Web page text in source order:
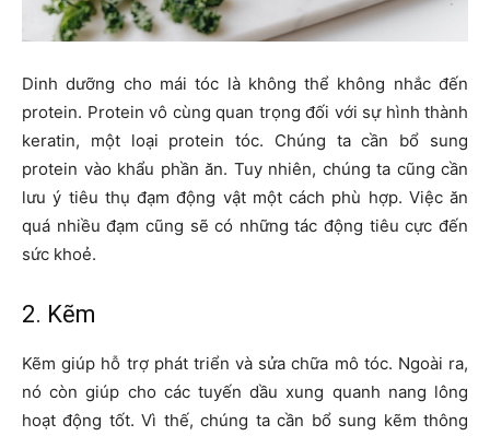
Dinh dưỡng cho mái tóc là không thể không nhắc đến
protein. Protein vô cùng quan trọng đối với sự hình thành
keratin, một loại protein tóc. Chúng ta cần bổ sung
protein vào khẩu phần ăn. Tuy nhiên, chúng ta cũng cần
lưu ý tiêu thụ đạm động vật một cách phù hợp. Việc ăn
quá nhiều đạm cũng sẽ có những tác động tiêu cực đến
sức khoẻ.
2. Kẽm
Kẽm giúp hỗ trợ phát triển và sửa chữa mô tóc. Ngoài ra,
nó còn giúp cho các tuyến dầu xung quanh nang lông
hoạt động tốt. Vì thế, chúng ta cần bổ sung kẽm thông